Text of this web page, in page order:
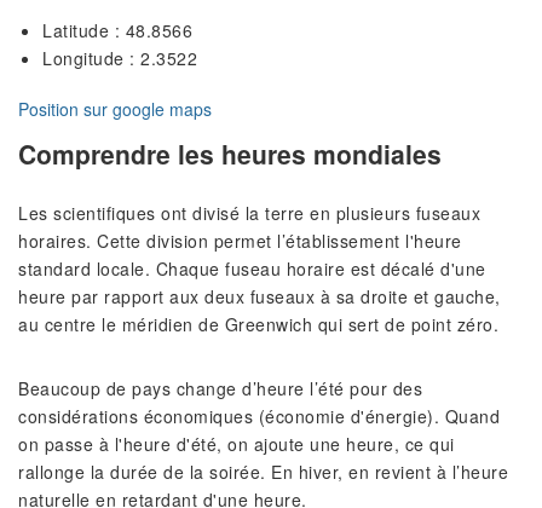
Latitude : 48.8566
Longitude : 2.3522
Position sur google maps
Comprendre les heures mondiales
Les scientifiques ont divisé la terre en plusieurs fuseaux
horaires. Cette division permet l’établissement l'heure
standard locale. Chaque fuseau horaire est décalé d'une
heure par rapport aux deux fuseaux à sa droite et gauche,
au centre le méridien de Greenwich qui sert de point zéro.
Beaucoup de pays change d’heure l’été pour des
considérations économiques (économie d'énergie). Quand
on passe à l'heure d'été, on ajoute une heure, ce qui
rallonge la durée de la soirée. En hiver, en revient à l’heure
naturelle en retardant d'une heure.